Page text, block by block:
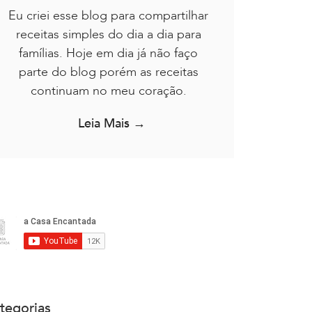
Eu criei esse blog para compartilhar
receitas simples do dia a dia para
famílias. Hoje em dia já não faço
parte do blog porém as receitas
continuam no meu coração.
Leia Mais →